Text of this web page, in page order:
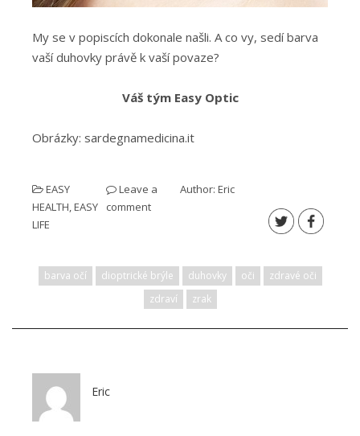
My se v popiscích dokonale našli. A co vy, sedí barva
vaší duhovky právě k vaší povaze?
Váš tým Easy Optic
Obrázky: sardegnamedicina.it
EASY
HEALTH,EASY
LIFE
Leave a
comment
Author: Eric
barva očí dioptrické brýle duhovky oči
zdravé oči
zdraví
zrak
Eric